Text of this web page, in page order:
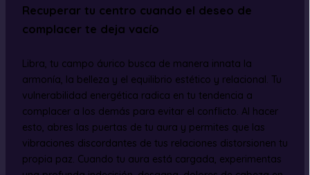
Recuperar tu centro cuando el deseo de
complacer te deja vacío
Libra, tu campo áurico busca de manera innata la
armonía, la belleza y el equilibrio estético y relacional. Tu
vulnerabilidad energética radica en tu tendencia a
complacer a los demás para evitar el conflicto. Al hacer
esto, abres las puertas de tu aura y permites que las
vibraciones discordantes de tus relaciones distorsionen tu
propia paz. Cuando tu aura está cargada, experimentas